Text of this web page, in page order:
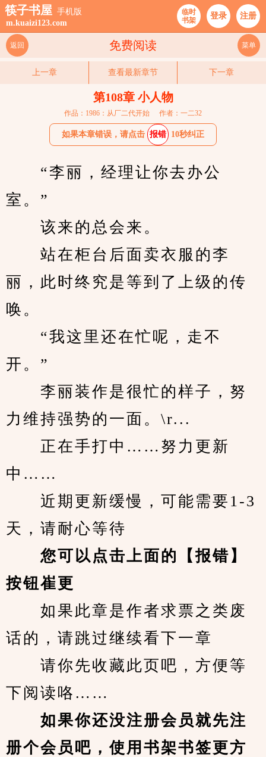
筷子书屋 手机版
m.kuaizi123.com
临时
书架
登录 注册
免费阅读
返回 菜单
上一章 查看最新章节 下一章
第108章 小人物
作品：1986：从厂二代开始 作者：一二32
如果本章错误，请点击 报错 10秒纠正
“李丽，经理让你去办公
室。”
该来的总会来。
站在柜台后面卖衣服的李
丽，此时终究是等到了上级的传
唤。
“我这里还在忙呢，走不
开。”
李丽装作是很忙的样子，努
力维持强势的一面。\r...
正在手打中……努力更新
中……
近期更新缓慢，可能需要1-3
天，请耐心等待
您可以点击上面的【报错】
按钮崔更
如果此章是作者求票之类废
话的，请跳过继续看下一章
请你先收藏此页吧，方便等
下阅读咯……
如果你还没注册会员就先注
册个会员吧，使用书架书签更方